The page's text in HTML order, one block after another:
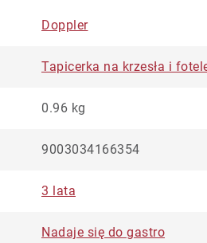
Doppler
Tapicerka na krzesła i
0.96 kg
9003034166354
3 lata
Nadaje się do gastro